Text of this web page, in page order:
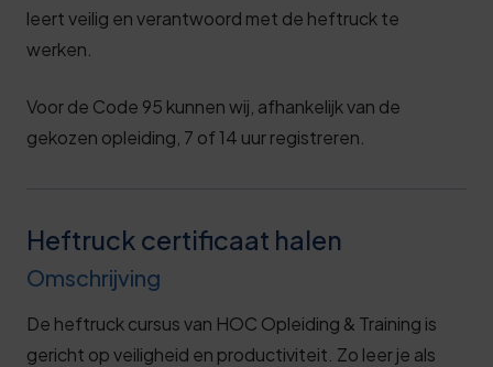
leert veilig en verantwoord met de heftruck te
werken.
Voor de Code 95 kunnen wij, afhankelijk van de
gekozen opleiding, 7 of 14 uur registreren.
Heftruck certificaat halen
Omschrijving
De heftruck cursus van HOC Opleiding & Training is
gericht op veiligheid en productiviteit. Zo leer je als